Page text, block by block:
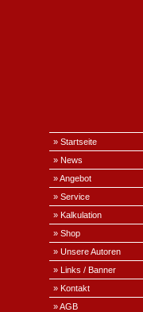
» Startseite
» News
» Angebot
» Service
» Kalkulation
» Shop
» Unsere Autoren
» Links / Banner
» Kontakt
» AGB